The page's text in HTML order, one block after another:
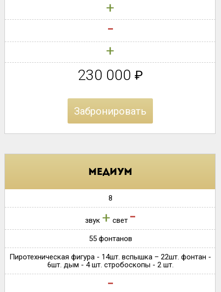
+
-
+
230 000 ₽
Забронировать
медиум
8
звук + свет -
55 фонтанов
Пиротехническая фигура - 14шт. вспышка – 22шт. фонтан -
6шт. дым - 4 шт. стробоскопы - 2 шт.
-